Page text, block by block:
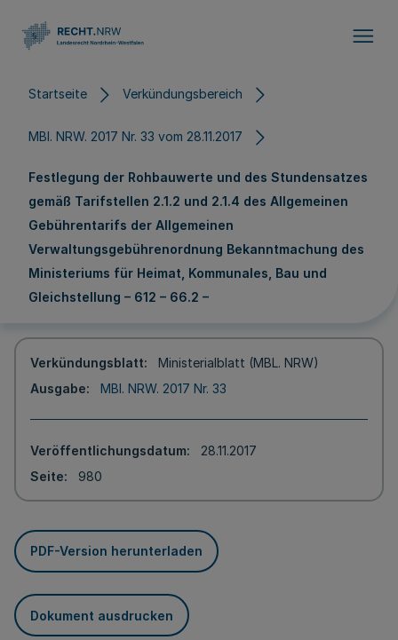
Startseite Verkündungsbereich
MBl. NRW. 2017 Nr. 33 vom 28.11.2017
Festlegung der Rohbauwerte und des Stundensatzes
gemäß Tarifstellen 2.1.2 und 2.1.4 des Allgemeinen
Gebührentarifs der Allgemeinen
Verwaltungsgebührenordnung Bekanntmachung des
Ministeriums für Heimat, Kommunales, Bau und
Gleichstellung – 612 – 66.2 –
Verkündungsblatt
Ministerialblatt (MBL. NRW)
Ausgabe
MBl. NRW. 2017 Nr. 33
Veröffentlichungsdatum
28.11.2017
Seite
980
PDF-Version herunterladen
Dokument ausdrucken